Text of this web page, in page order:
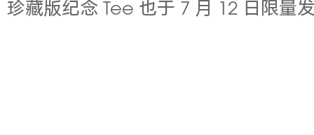
珍藏版纪念 Tee 也于 7 月 12 日限量